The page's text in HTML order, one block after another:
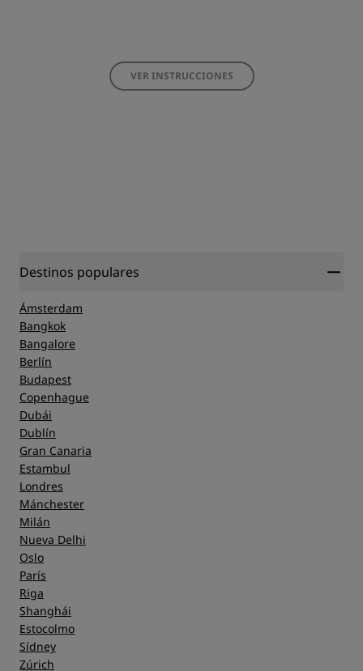
VER INSTRUCCIONES
Destinos populares
Ámsterdam
Bangkok
Bangalore
Berlín
Budapest
Copenhague
Dubái
Dublín
Gran Canaria
Estambul
Londres
Mánchester
Milán
Nueva Delhi
Oslo
París
Riga
Shanghái
Estocolmo
Sídney
Zúrich